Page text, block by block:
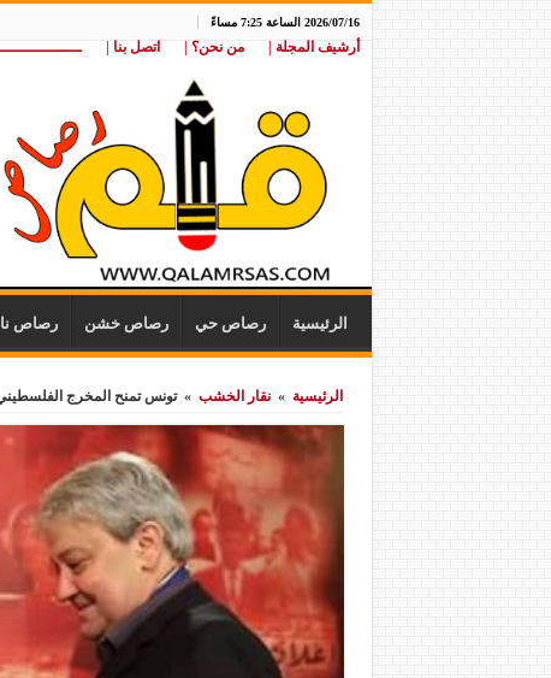
2026/07/16 الساعة 7:25 مساءً
أرشيف المجلة | من نحن؟ | اتصل بنا |
الرئيسية رصاص حي رصاص خشن رصاص
الرئيسية » نقار الخشب » تونس تمنح المخرج